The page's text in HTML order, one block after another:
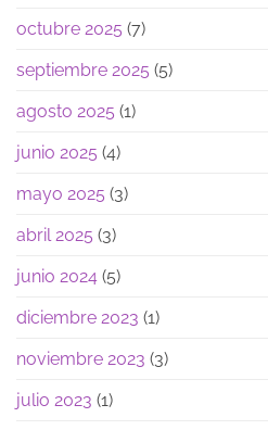
octubre 2025 (7)
septiembre 2025 (5)
agosto 2025 (1)
junio 2025 (4)
mayo 2025 (3)
abril 2025 (3)
junio 2024 (5)
diciembre 2023 (1)
noviembre 2023 (3)
julio 2023 (1)